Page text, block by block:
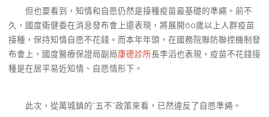
但也要看到，知情和自愿仍然是接種疫苗最基礎的準繩。前不
久，國度衛健委在消息發布會上還表現，將展開60歲以上人群疫苗
接種，保持知情自愿不花錢。而本年年頭，在國務院聯防聯控機制發
布會上，國度醫療保證局副局康德診所長李滔也表現，疫苗不花錢接
種是在居平易近知情、自愿情形下。
此次，從萬城鎮的“五不”政策來看，已然違反了自愿準繩。